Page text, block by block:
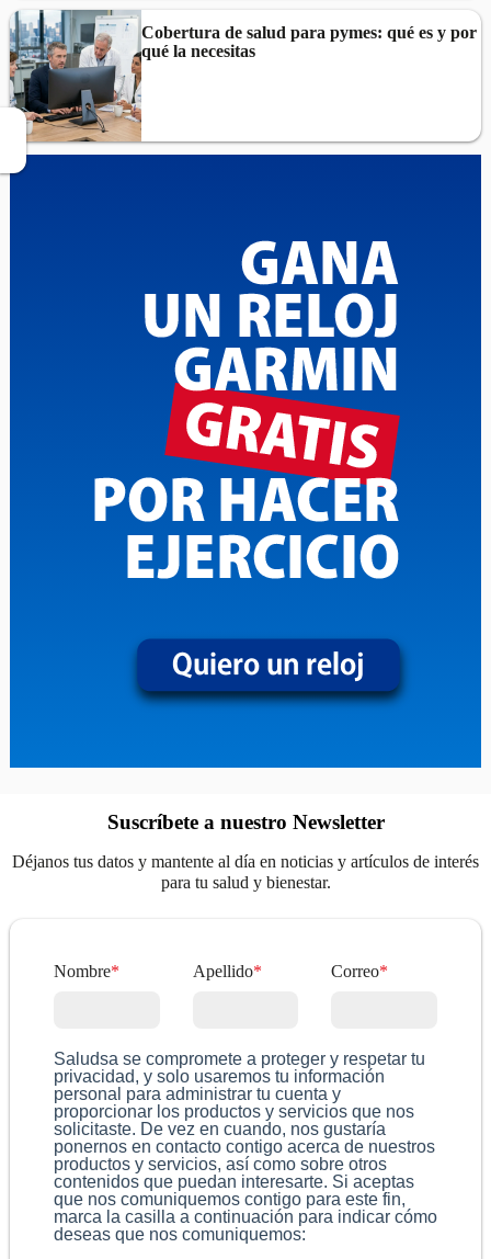
Cobertura de salud para pymes: qué es y por
qué la necesitas
Suscríbete a nuestro Newsletter
Déjanos tus datos y mantente al día en noticias y artículos de interés
para tu salud y bienestar.
Nombre* Apellido* Correo*
Saludsa se compromete a proteger y respetar tu
privacidad, y solo usaremos tu información
personal para administrar tu cuenta y
proporcionar los productos y servicios que nos
solicitaste. De vez en cuando, nos gustaría
ponernos en contacto contigo acerca de nuestros
productos y servicios, así como sobre otros
contenidos que puedan interesarte. Si aceptas
que nos comuniquemos contigo para este fin,
marca la casilla a continuación para indicar cómo
deseas que nos comuniquemos: